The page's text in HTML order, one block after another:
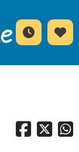
  